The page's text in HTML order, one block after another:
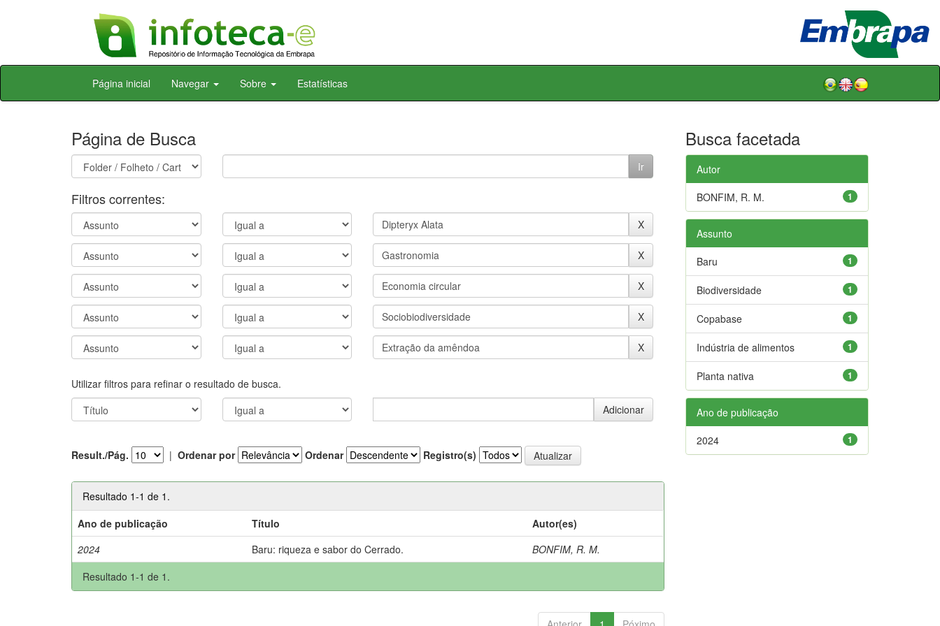
Skip
Página inicial Navegar Sobre Estatísticas
Página de Busca
Filtros correntes:
Utilizar filtros para refinar o resultado de busca.
Result./Pág. | Ordenar por Ordenar Registro(s)
Resultado 1-1 de 1.
Ano de publicação
Título
Autor(es)
2024
Baru: riqueza e sabor do Cerrado.
BONFIM, R. M.
Resultado 1-1 de 1.
Busca facetada
Autor
1
BONFIM, R. M.
Assunto
1
Baru
1
Biodiversidade
1
Copabase
1
Indústria de alimentos
1
Planta nativa
Ano de publicação
1
2024